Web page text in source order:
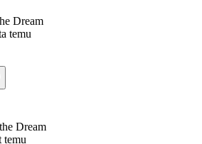
Dream
temu
Dream
temu